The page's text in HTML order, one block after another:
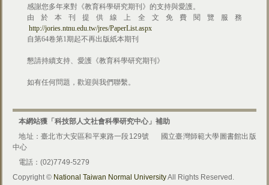
感謝您多年來對《教育科學研究期刊》的支持與愛護。
由於本刊提供線上全文免費閱覽服務
http://jories.ntnu.edu.tw/jres/PaperList.aspx
自第64卷第1期起不再出版紙本期刊
懇請持續支持、愛護《教育科學研究期刊》
如有任何問題，歡迎與我們聯繫。
本網站獲「科技部人文社會科學研究中心」補助
地址：臺北市大安區和平東路一段129號
國立臺灣師範大學圖書館出版
中心
電話：(02)7749-5279
Copyright © National Taiwan Normal UniversityAll Rights Reserved.